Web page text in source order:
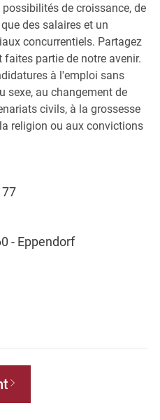
de croissance, de
des salaires et un
concurrentiels. Partagez
partie de notre avenir.
à l'emploi sans
sexe, au changement de
civils, à la grossesse
religion ou aux convictions
- Eppendorf